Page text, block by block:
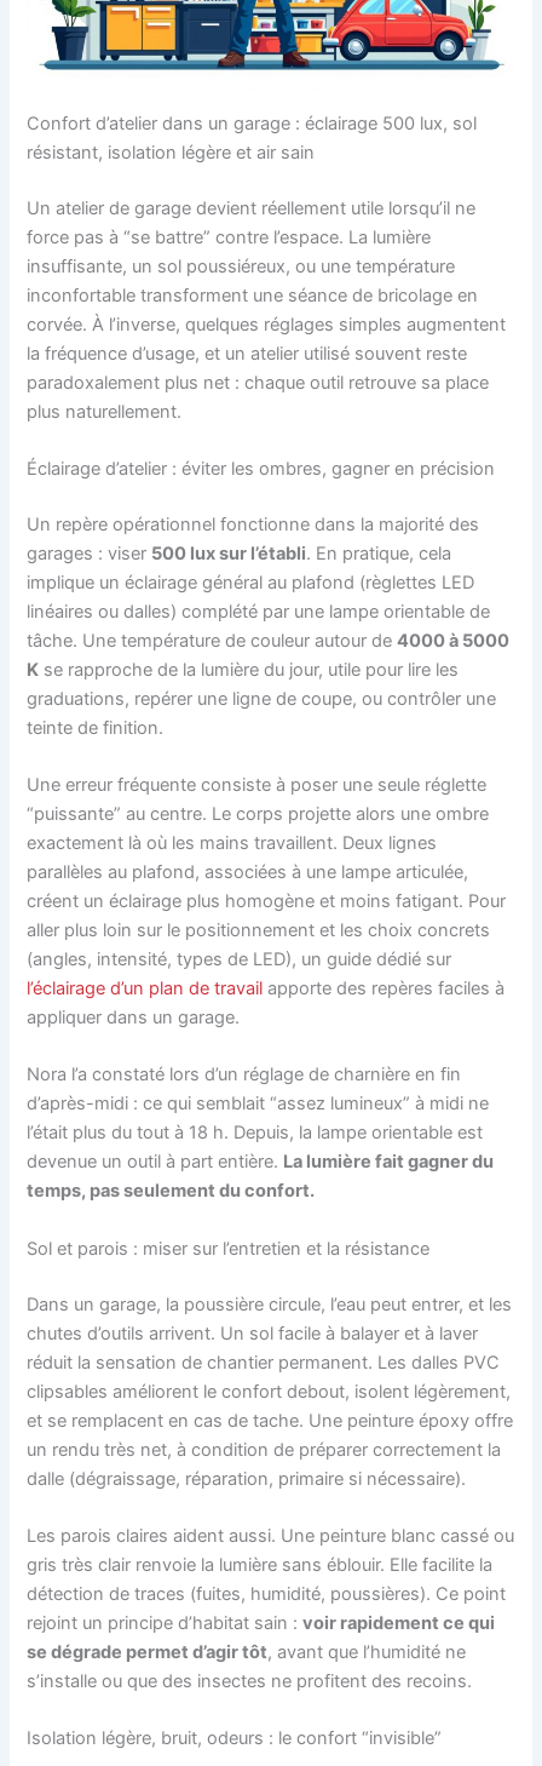
Confort d’atelier dans un garage : éclairage 500 lux, sol
résistant, isolation légère et air sain
Un atelier de garage devient réellement utile lorsqu’il ne
force pas à “se battre” contre l’espace. La lumière
insuffisante, un sol poussiéreux, ou une température
inconfortable transforment une séance de bricolage en
corvée. À l’inverse, quelques réglages simples augmentent
la fréquence d’usage, et un atelier utilisé souvent reste
paradoxalement plus net : chaque outil retrouve sa place
plus naturellement.
Éclairage d’atelier : éviter les ombres, gagner en précision
Un repère opérationnel fonctionne dans la majorité des
garages : viser 500 lux sur l’établi. En pratique, cela
implique un éclairage général au plafond (règlettes LED
linéaires ou dalles) complété par une lampe orientable de
tâche. Une température de couleur autour de4000 à 5000
K se rapproche de la lumière du jour, utile pour lire les
graduations, repérer une ligne de coupe, ou contrôler une
teinte de finition.
Une erreur fréquente consiste à poser une seule réglette
“puissante” au centre. Le corps projette alors une ombre
exactement là où les mains travaillent. Deux lignes
parallèles au plafond, associées à une lampe articulée,
créent un éclairage plus homogène et moins fatigant. Pour
aller plus loin sur le positionnement et les choix concrets
(angles, intensité, types de LED), un guide dédié sur
l’éclairage d’un plan de travail apporte des repères faciles à
appliquer dans un garage.
Nora l’a constaté lors d’un réglage de charnière en fin
d’après-midi : ce qui semblait “assez lumineux” à midi ne
l’était plus du tout à 18 h. Depuis, la lampe orientable est
devenue un outil à part entière. La lumière fait gagner du
temps, pas seulement du confort.
Sol et parois : miser sur l’entretien et la résistance
Dans un garage, la poussière circule, l’eau peut entrer, et les
chutes d’outils arrivent. Un sol facile à balayer et à laver
réduit la sensation de chantier permanent. Les dalles PVC
clipsables améliorent le confort debout, isolent légèrement,
et se remplacent en cas de tache. Une peinture époxy offre
un rendu très net, à condition de préparer correctement la
dalle (dégraissage, réparation, primaire si nécessaire).
Les parois claires aident aussi. Une peinture blanc cassé ou
gris très clair renvoie la lumière sans éblouir. Elle facilite la
détection de traces (fuites, humidité, poussières). Ce point
rejoint un principe d’habitat sain :voir rapidement ce qui
se dégrade permet d’agir tôt, avant que l’humidité ne
s’installe ou que des insectes ne profitent des recoins.
Isolation légère, bruit, odeurs : le confort “invisible”